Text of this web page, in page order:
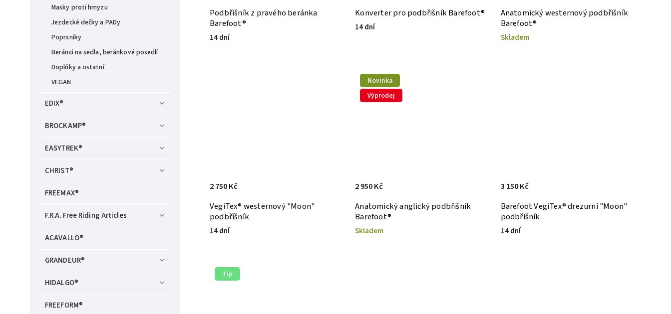
Masky proti hmyzu
Jezdecké dečky a PADy
Poprsníky
Beránci na sedla, beránkové posedlí
Doplňky a ostatní
VEGAN
EDIX®
BROCKAMP®
EASYTREK®
CHRIST®
FREEMAX®
F.R.A. Free Riding Articles
ACAVALLO®
GRANDEUR®
HIDALGO®
FREEFORM®
Podbřišník z pravého beránka
Barefoot®
14 dní
Konverter pro podbřišník Barefoot®
14 dní
Anatomický westernový podbřišník
Barefoot®
Skladem
VegiTex® westernový "Moon"
podbříšník
14 dní
2 750 Kč
Novinka
Výprodej
Anatomický anglický podbřišník
Barefoot®
Skladem
2 950 Kč
Barefoot VegiTex® drezurní "Moon"
podbřišník
14 dní
3 150 Kč
Tip